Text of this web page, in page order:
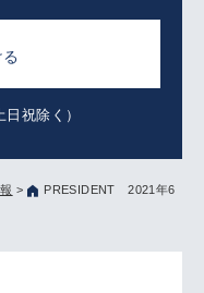
祝除く）
>
PRESIDENT 2021年6